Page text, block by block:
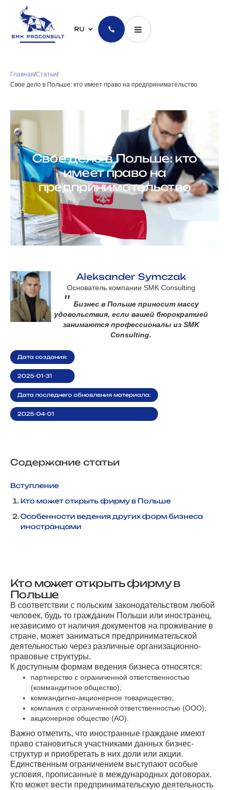
RU
Главная/Статьи/
Свое дело в Польше: кто имеет право на предпринимательство
Свое дело в Польше: кто
имеет право на
предпринимательство
Aleksander Symczak
Основатель компании SMK Consulting
" Бизнес в Польше приносит массу
удовольствия, если вашей бюрократией
занимаются профессионалы из SMK
Consulting.
Дата создания:
2025-01-31
Дата последнего обновления материала:
2025-04-01
Содержание статьи
Вступление
Кто может открыть фирму в Польше
Особенности ведения других форм бизнеса
иностранцами
Кто может открыть фирму в
Польше
В соответствии с польским законодательством любой
человек, будь то гражданин Польши или иностранец,
независимо от наличия документов на проживание в
стране, может заниматься предпринимательской
деятельностью через различные организационно-
правовые структуры.
К доступным формам ведения бизнеса относятся:
партнерство с ограниченной ответственностью
(коммандитное общество);
коммандитно-акционерное товарищество;
компания с ограниченной ответственностью (ООО);
акционерное общество (АО).
Важно отметить, что иностранные граждане имеют
право становиться участниками данных бизнес-
структур и приобретать в них доли или акции.
Единственным ограничением выступают особые
условия, прописанные в международных договорах.
Кто может вести предпринимательскую деятельность